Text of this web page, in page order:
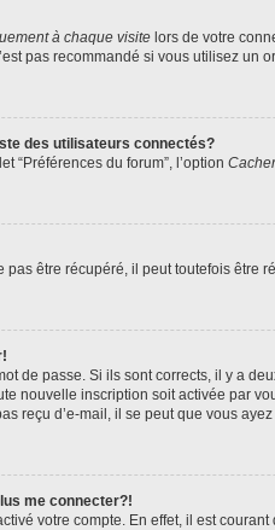
à chaque visite lors de votre
pas recommandé si vous utilisez
des utilisateurs connectés?
“Préférences du forum”, l’option
être récupéré, il peut toutefois être
de passe. Si ils sont corrects, il y a
nouvelle inscription soit activée par
reçu d’e-mail, il se peut que vous
me connecter?!
votre compte. En effet, il est